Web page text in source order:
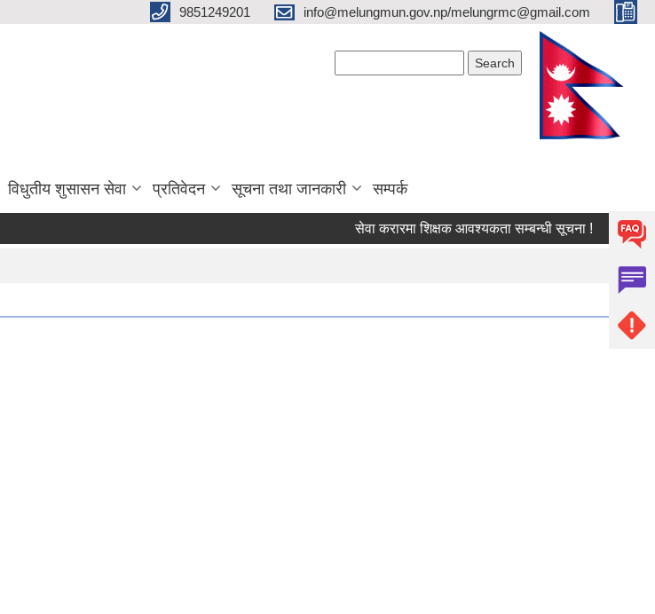
9851249201 info@melungmun.gov.np/melungrmc@gmail.com
विधुतीय शुसासन सेवा प्रतिवेदन सूचना तथा जानकारी सम्पर्क
सेवा करारमा शिक्षक आवश्‍यकता सम्बन्धी सूचना !